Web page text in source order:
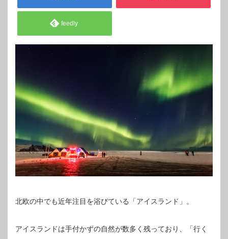
feedly
北欧の中でも近年注目を浴びている「アイスランド」。
アイスランドは手付かずの自然が数多く残っており、「行く